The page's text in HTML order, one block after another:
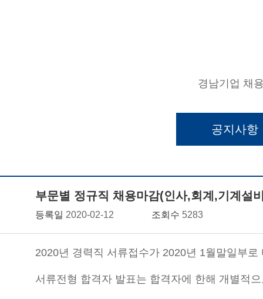
경남기업 채
공지사항
부문별 정규직 채용마감(인사,회계,기계설
등록일 2020-02-12 조회수 5283
2020년 경력직 서류접수가 2020년 1월말일부로
서류전형 합격자 발표는 합격자에 한해 개별적